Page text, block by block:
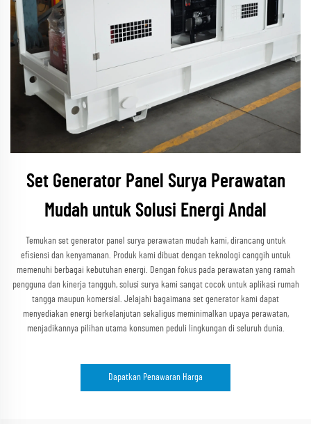
Set Generator Panel Surya Perawatan
Mudah untuk Solusi Energi Andal
Temukan set generator panel surya perawatan mudah kami, dirancang untuk
efisiensi dan kenyamanan. Produk kami dibuat dengan teknologi canggih untuk
memenuhi berbagai kebutuhan energi. Dengan fokus pada perawatan yang ramah
pengguna dan kinerja tangguh, solusi surya kami sangat cocok untuk aplikasi rumah
tangga maupun komersial. Jelajahi bagaimana set generator kami dapat
menyediakan energi berkelanjutan sekaligus meminimalkan upaya perawatan,
menjadikannya pilihan utama konsumen peduli lingkungan di seluruh dunia.
Dapatkan Penawaran Harga